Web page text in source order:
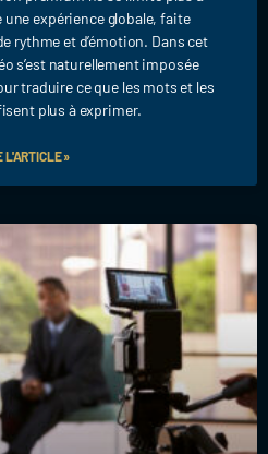
une expérience globale, faite
rythme et d’émotion. Dans cet
s’est naturellement imposée
traduire ce que les mots et les
plus à exprimer.
L'ARTICLE »